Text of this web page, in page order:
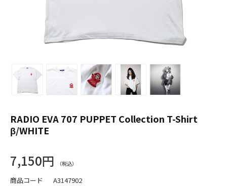
RADIO EVA 707 PUPPET Collection T-Shirt
β/WHITE
7,150円
商品コード
A3147902